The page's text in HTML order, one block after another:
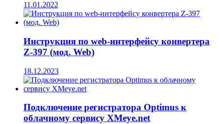
11.01.2022
Инструкция по web-интерфейсу конвертера
Z-397 (мод. Web)
18.12.2023
Подключение регистратора Optimus к
облачному сервису XMeye.net